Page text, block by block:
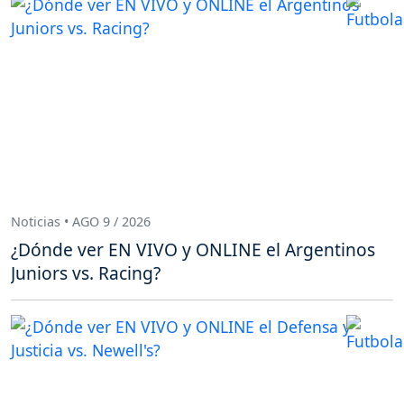
Noticias • AGO 9 / 2026
¿Dónde ver EN VIVO y ONLINE el Argentinos
Juniors vs. Racing?